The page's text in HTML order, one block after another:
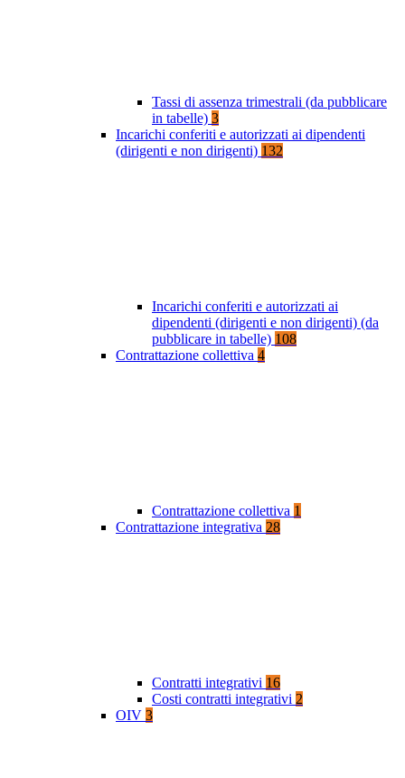
Tassi di assenza trimestrali (da pubblicare
in tabelle) 3
Incarichi conferiti e autorizzati ai dipendenti
(dirigenti e non dirigenti) 132
Incarichi conferiti e autorizzati ai
dipendenti (dirigenti e non dirigenti) (da
pubblicare in tabelle) 108
Contrattazione collettiva 4
Contrattazione collettiva 1
Contrattazione integrativa 28
Contratti integrativi 16
Costi contratti integrativi 2
OIV 3